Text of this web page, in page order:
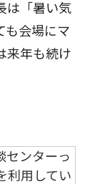
は「暑い気
も会場にマ
来年も続け